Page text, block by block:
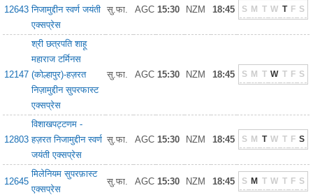
12643 निजामुद्दीन स्वर्ण जयंती
एक्सप्रेस
सु.फा. AGC 15:30 NZM 18:45 S M T W T F S
12147
श्री छत्रपति शाहू
महाराज टर्मिनस
(कोल्हापुर)-हज़रत
निज़ामुद्दीन सुपरफास्ट
एक्सप्रेस
सु.फा. AGC 15:30 NZM 18:45 S M T W T F S
12803
विशाखपट्टणम -
हज़रत निजामुद्दीन स्वर्ण
जयंती एक्सप्रेस
सु.फा. AGC 15:30 NZM 18:45 S M T W T F S
12645
मिलेनियम सुपरफ़ास्ट
एक्सप्रेस
सु.फा. AGC 15:30 NZM 18:45 S M T W T F S